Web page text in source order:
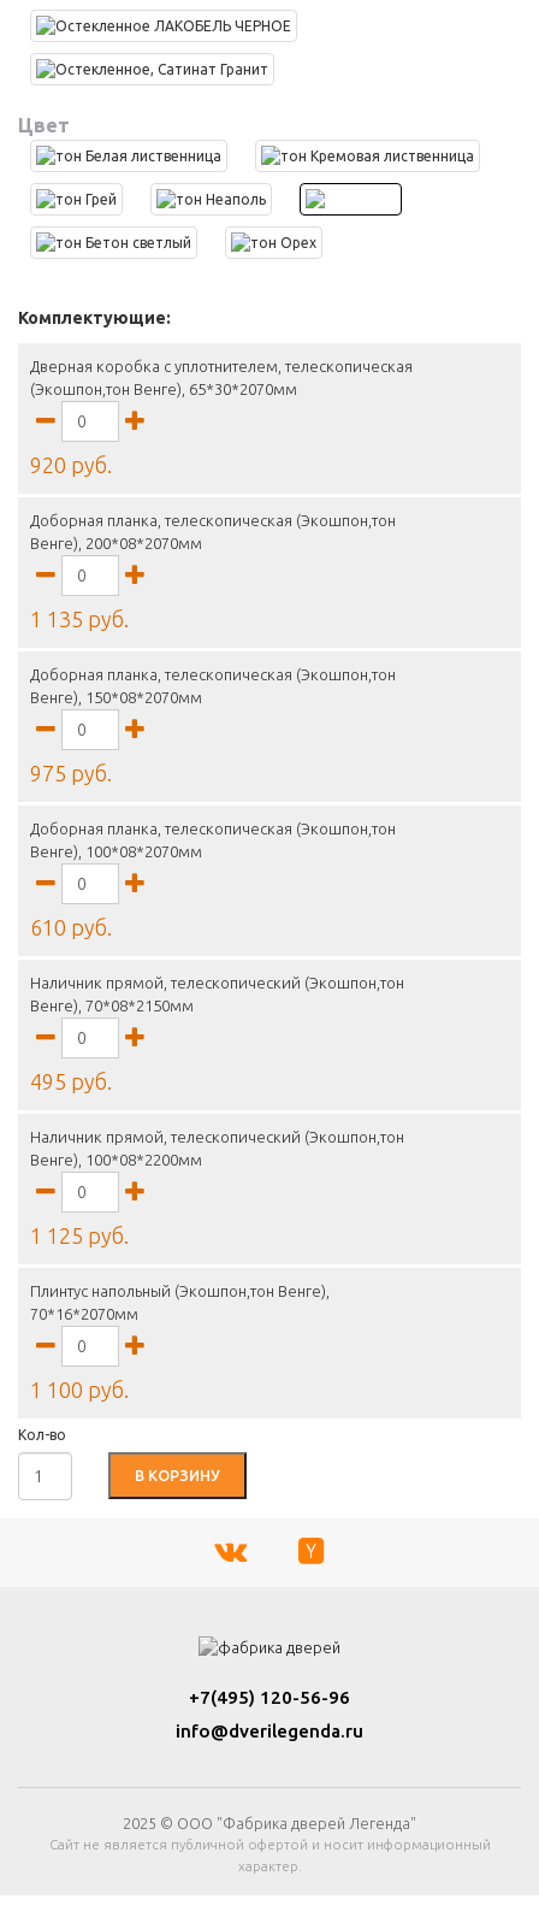
Цвет
Комплектующие:
Дверная коробка с уплотнителем, телескопическая
(Экошпон,тон Венге), 65*30*2070мм
920 руб.
Доборная планка, телескопическая (Экошпон,тон
Венге), 200*08*2070мм
1 135 руб.
Доборная планка, телескопическая (Экошпон,тон
Венге), 150*08*2070мм
975 руб.
Доборная планка, телескопическая (Экошпон,тон
Венге), 100*08*2070мм
610 руб.
Наличник прямой, телескопический (Экошпон,тон
Венге), 70*08*2150мм
495 руб.
Наличник прямой, телескопический (Экошпон,тон
Венге), 100*08*2200мм
1 125 руб.
Плинтус напольный (Экошпон,тон Венге),
70*16*2070мм
1 100 руб.
Кол-во
В КОРЗИНУ
+7(495) 120-56-96
info@dverilegenda.ru
2025 © ООО "Фабрика дверей Легенда"
Сайт не является публичной офертой и носит информационный
характер.